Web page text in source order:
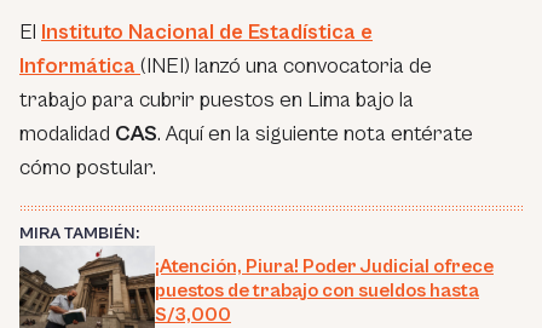
El Instituto Nacional de Estadística e
Informática (INEI) lanzó una convocatoria de
trabajo para cubrir puestos en Lima bajo la
modalidad CAS. Aquí en la siguiente nota entérate
cómo postular.
MIRA TAMBIÉN:
¡Atención, Piura! Poder Judicial ofrece
puestos de trabajo con sueldos hasta
S/3,000